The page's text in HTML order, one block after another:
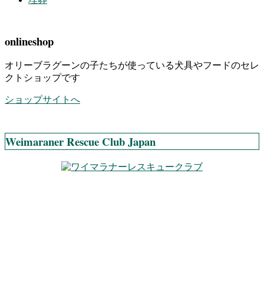
onlineshop
オリーブラグーンの子たちが使っている犬具やフードのセレ
クトショップです
ショップサイトへ
Weimaraner Rescue Club Japan